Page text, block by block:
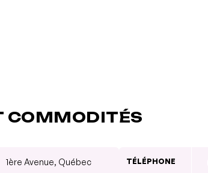
COMMODITÉS
1ère Avenue, Québec
TÉLÉPHONE